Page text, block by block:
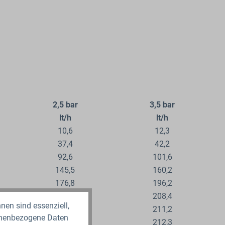
2,5 bar
3,5 bar
lt/h
lt/h
10,6
12,3
37,4
42,2
92,6
101,6
145,5
160,2
176,8
196,2
208,4
195,2
211,2
196,4
212,3
sind essenziell,
Daten